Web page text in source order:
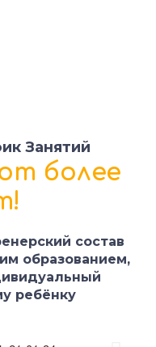
Занятий
более
состав
образованием,
ребёнку